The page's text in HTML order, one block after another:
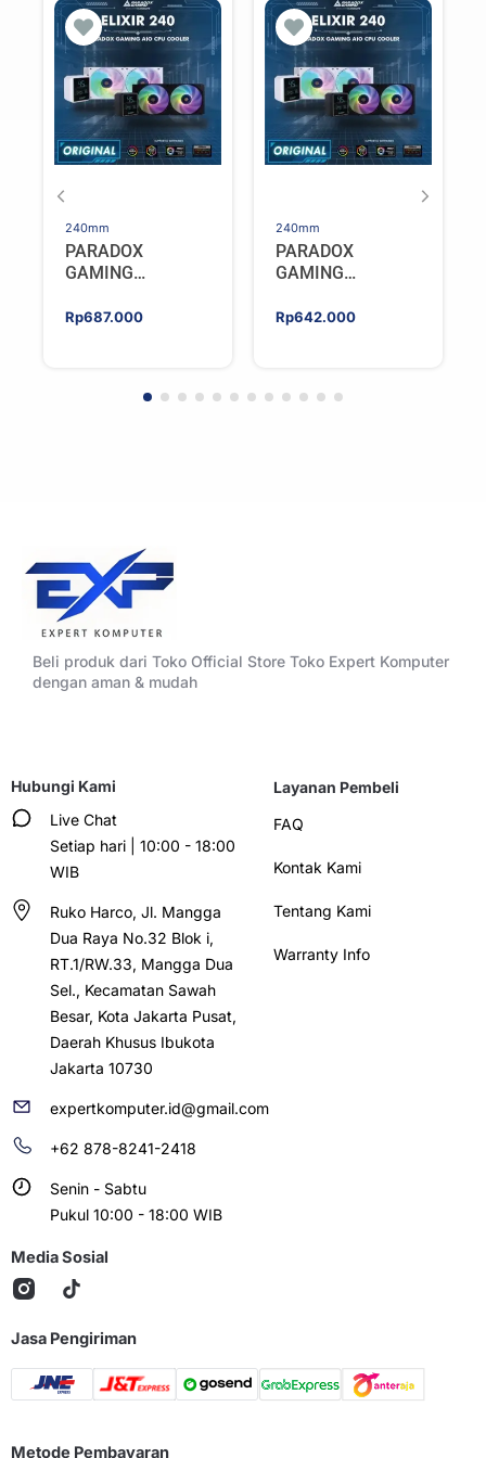
240mm
PARADOX
GAMING
ELIXIR 240 – AIO
Rp687.000
240mm
PARADOX
GAMING
ELIXIR 240 – AIO
Rp642.000
Beli produk dari Toko Official Store Toko Expert Komputer
dengan aman & mudah
Hubungi Kami
Live Chat
Setiap hari | 10:00 - 18:00
WIB
Ruko Harco, Jl. Mangga
Dua Raya No.32 Blok i,
RT.1/RW.33, Mangga Dua
Sel., Kecamatan Sawah
Besar, Kota Jakarta Pusat,
Daerah Khusus Ibukota
Jakarta 10730
expertkomputer.id@gmail.com
+62 878-8241-2418
Senin - Sabtu
Pukul 10:00 - 18:00 WIB
Layanan Pembeli
FAQ
Kontak Kami
Tentang Kami
Warranty Info
Media Sosial
Jasa Pengiriman
Metode Pembayaran